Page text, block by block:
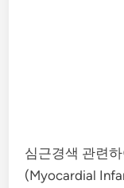
심근경색 관련
(Myocardial